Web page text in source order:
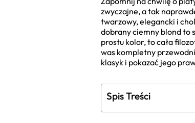
zwyczajne, a tak
twarzowy, elegancki i
dobrany ciemny blond to
prostu kolor, to cała
was kompletny
klasyk i pokazać jego
Spis Treści